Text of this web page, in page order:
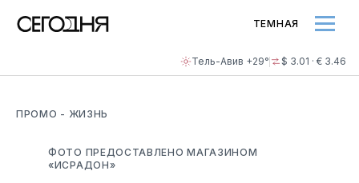
Тель-Авив +29° $ 3.01 · € 3.46
ТЕМНАЯ
ПРОМО - ЖИЗНЬ
ФОТО ПРЕДОСТАВЛЕНО МАГАЗИНОМ
«ИСРАДОН»